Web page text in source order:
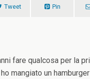
Tweet Pin
fare qualcosa per la
mangiato un